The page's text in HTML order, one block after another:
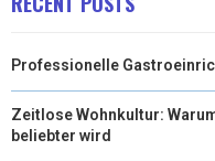
E
R
)
K
Professionelle
Zeitlose Wohnkultur:
beliebter wird